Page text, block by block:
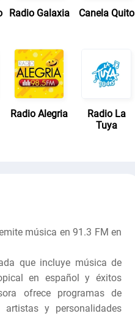
Radio Galaxia Canela Quito
Radio Alegria
Radio La
Tuya
música en 91.3 FM en
que incluye música de
en español y éxitos
ofrece programas de
y personalidades